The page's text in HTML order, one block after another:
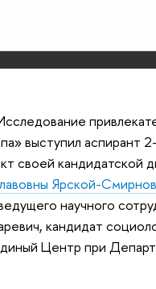
выступил аспирант
своей кандидатской
Ярской-
научного
кандидат
Центр при